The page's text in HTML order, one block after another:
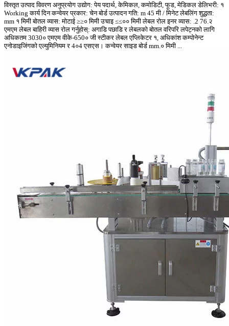
विस्तृत उत्पाद विवरण अनुप्रयोग उद्योग: पेय पदार्थ, केमिकल, कमोडिटी, फूड, मेडिकल डेलिभरी: १
Working कार्य दिन कन्वेयर प्रकार: चेन बोर्ड उत्पादन गति: m 45 मी / मिनेट लेबलिंग शुद्धता:
mm १ मिमी बोतल व्यास: मोटाई ≥≥० मिमी उचाइ ≤≤०० मिमी लेबल रोल इनर व्यास: .2 76.२
एमएम लेबल बाहिरी व्यास रोल गर्नुहोस्: अगाडि पछाडि र लेबलको बोतल वरिपरि लपेट्नको लागि
अधिकतम 3030० एमएम वीके-650० जी स्टीकर लेबल एप्लिकेटर १, अधिकांश कम्पोनेन्ट
एनोडाइजिंगको एल्युमिनियम र 4०4 एसएस। कन्वेयर साइड बोर्ड mm.० मिमी ...